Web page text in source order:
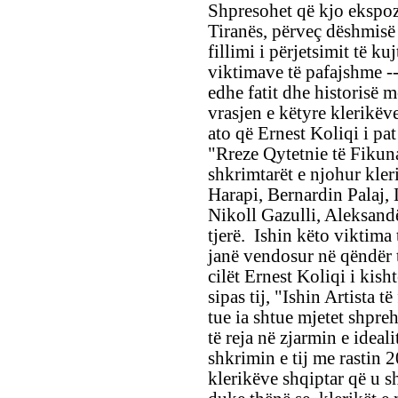
Shpresohet që kjo
Tiranës, përveç
fillimi i përjetsimit të
viktimave të pafajshme
edhe fatit dhe historisë
vrasjen e këtyre
ato që Ernest Koliqi i
"Rreze Qytetnie të
shkrimtarët e njohur
Harapi, Bernardin Palaj,
Nikoll Gazulli,
tjerë. Ishin këto viktima
janë vendosur në qëndër
cilët Ernest Koliqi i
sipas tij, "Ishin Artista të
tue ia shtue mjetet
të reja në zjarmin e
shkrimin e tij me rastin
klerikëve shqiptar që u